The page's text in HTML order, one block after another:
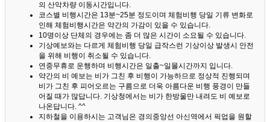
의 산악차량 이동시간입니다.
코스별 비행시간은 13분~25분 정도이며 체험비행 당일 기류 변화로
인해 체험비행시간은 약간의 가감이 있을 수 있습니다.
10명이상 단체의 경우에는 좀 더 많은 시간이 소요될 수 있습니다.
기상예보와는 다르게 체험비행 당일 급작스런 기상이상 발생시 안전
을 위해 비행이 취소될 수 있습니다.
연중무휴로 운행하며 비행시간은 일출~일몰시간까지 입니다.
약간의 비 예보는 비가 그친 후 비행이 가능하므로 정상적 진행되며
비가 그친 후 피어오르는 구름으로 더욱 아름다운 비행 풍경이 만들
어질 때가 많답니다. 기상청에서는 비가 한방울만 내려도 비 예보로
나온답니다. ^^
지하철을 이용하시는 고객님은 경의중앙선 아신역에서 픽업을 원할